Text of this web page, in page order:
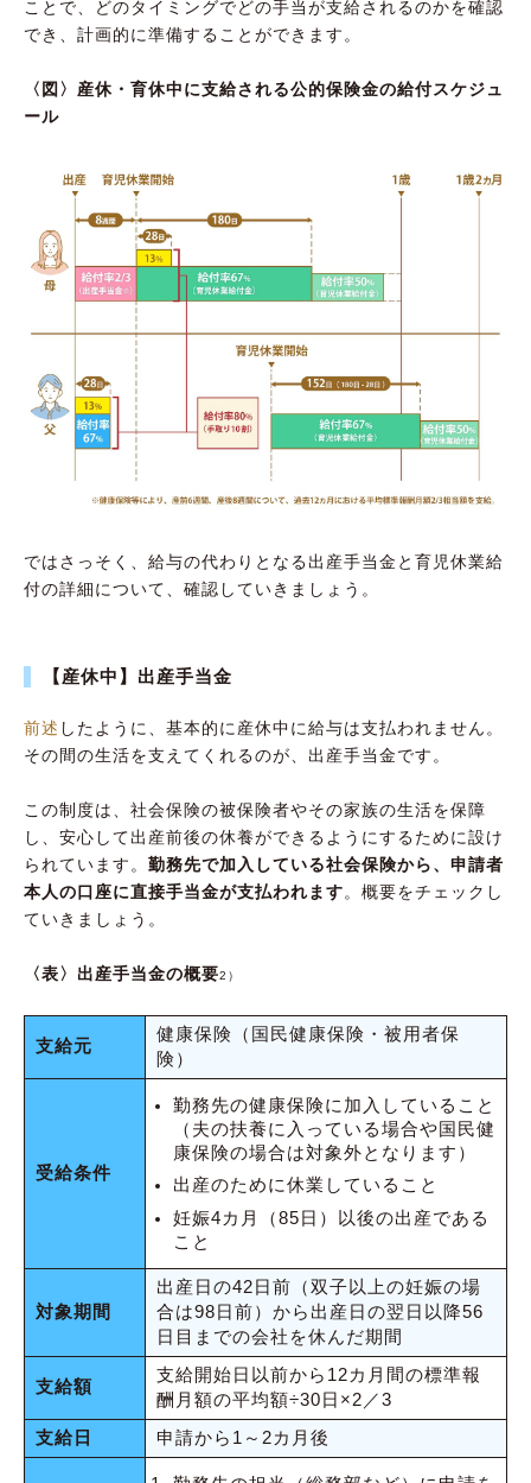
ことで、どのタイミングでどの手当が支給されるのかを確認
でき、計画的に準備することができます。
〈図〉産休・育休中に支給される公的保険金の給付スケジュ
ール
ではさっそく、給与の代わりとなる出産手当金と育児休業給
付の詳細について、確認していきましょう。
【産休中】出産手当金
前述 したように、基本的に産休中に給与は支払われません。
その間の生活を支えてくれるのが、出産手当金です。
この制度は、社会保険の被保険者やその家族の生活を保障
し、安心して出産前後の休養ができるようにするために設け
られています。 勤務先で加入している社会保険から、申請者
本人の口座に直接手当金が支払われます。概要をチェックし
ていきましょう。
〈表〉出産手当金の概要2）
支給元
健康保険（国民健康保険・被用者保
険）
受給条件
勤務先の健康保険に加入していること
（夫の扶養に入っている場合や国民健
康保険の場合は対象外となります）
出産のために休業していること
妊娠4カ月（85日）以後の出産である
こと
対象期間
出産日の42日前（双子以上の妊娠の場
合は98日前）から出産日の翌日以降56
日目までの会社を休んだ期間
支給額
支給開始日以前から12カ月間の標準報
酬月額の平均額÷30日×2／3
支給日
申請から1～2カ月後